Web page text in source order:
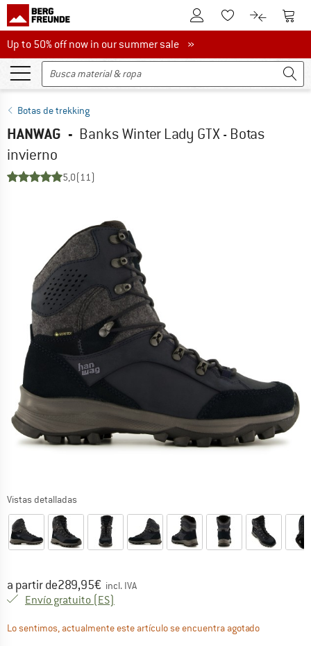
A la cuenta de cliente
A la lista de
A la A la
Up to 50% off now in our summer sale
Up to 50% off now in our summer sale »
Botas de trekking
HANWAG - Banks Winter Lady GTX - Botas
invierno
5,0(11)
Vistas detalladas
Precio:
a partir de289,95€ incl. IVA
Envío gratuito (ES)
Lo sentimos, actualmente este artículo se encuentra agotadoEl enlace